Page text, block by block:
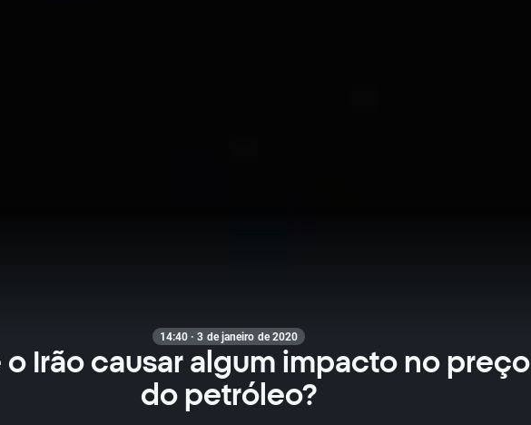
14:40 · 3 de janeiro de 2020
o Irão causar algum impacto no preço
do petróleo?